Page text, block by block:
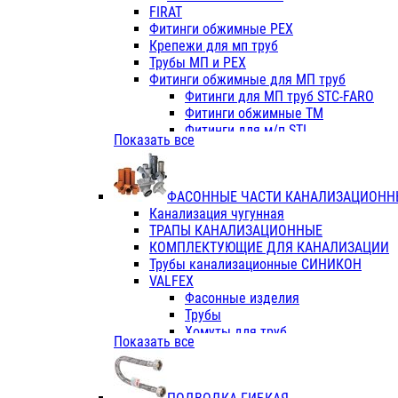
Фитинги ПП белые
Фитинги ПП белые
Фитинги ППс металл.белые
VALFEX
Трубы PE-RT
Трубы ПП водопровод белые
Трубы ПП водопровод серые
Трубы армированные
Трубы армированные
Фитинги с металл. серые
Фитинги ПП (серые)
Фитинги ПП белые
Краны
Фитинги ПП (белые)
Фитинги ПП с металлом белые
ПК КОНТУР
Краны полипропиленовые
Трубы полипропиленивые
FIRAT
Фитинги обжимные PEX
Крепежи для мп труб
Трубы МП и PEX
Фитинги обжимные для МП труб
Фитинги для МП труб STC-FARO
Фитинги обжимные ТМ
Фитинги для м/п STI
Фитинги для МП труб TITAN
TK
VALFEX
Показать все
ФАСОННЫЕ ЧАСТИ
Канализация чугунная
ТРАПЫ КАНАЛИЗАЦИОННЫЕ
КОМПЛЕКТУЮЩИЕ ДЛЯ КАНАЛИЗАЦИИ
Трубы канализационные СИНИКОН
VALFEX
Фасонные изделия
Трубы
Хомуты для труб
ПВХ (стройполимер)
Показать все